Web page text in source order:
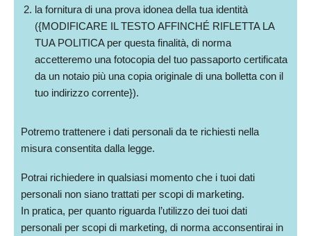
la fornitura di una prova idonea della tua identità
({MODIFICARE IL TESTO AFFINCHÉ RIFLETTA LA
TUA POLITICA per questa finalità, di norma
accetteremo una fotocopia del tuo passaporto certificata
da un notaio più una copia originale di una bolletta con il
tuo indirizzo corrente}).
Potremo trattenere i dati personali da te richiesti nella
misura consentita dalla legge.
Potrai richiedere in qualsiasi momento che i tuoi dati
personali non siano trattati per scopi di marketing.
In pratica, per quanto riguarda l’utilizzo dei tuoi dati
personali per scopi di marketing, di norma acconsentirai in